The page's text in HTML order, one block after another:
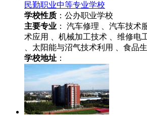
民勤职业中等专业学校
学校性质 ：公办职业学校
主要专业 ： 汽车修理 、汽车技
术应用 、机械加工技术 、维修电
、太阳能与沼气技术利用 、食品
学校地址 ：